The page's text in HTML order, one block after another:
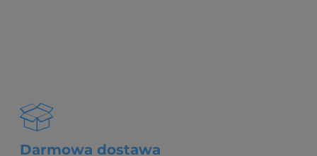
Darmowa dostawa